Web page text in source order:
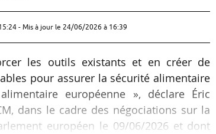
- Mis à jour le 24/06/2026 à 16:39
les outils existants et en créer de
pour assurer la sécurité alimentaire
européenne », déclare Éric
dans le cadre des négociations sur la
européen le 09/06/2026 et dont